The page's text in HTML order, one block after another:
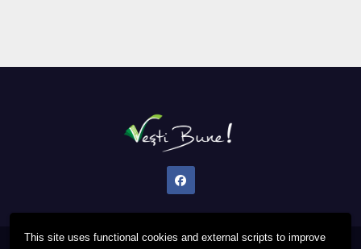
This site uses functional cookies and external scripts to improve